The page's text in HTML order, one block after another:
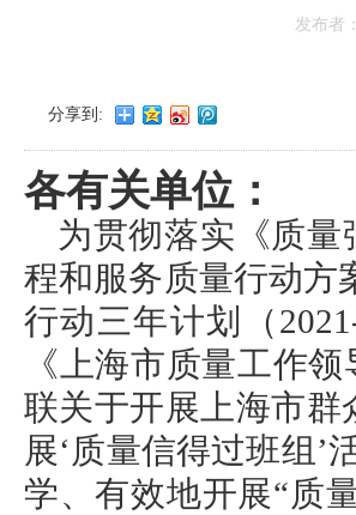
发布者
分享到:
各有关单位：
为贯彻落实《质
程和服务质量行动方
行动三年计划（
《上海市质量工作
联关于开展上海市群
展‘质量信得过班组’
学、有效地开展“质